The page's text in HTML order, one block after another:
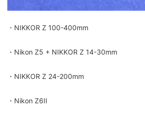
・NIKKOR Z 100-400mm
・Nikon Z5 + NIKKOR Z 14-30mm
・NIKKOR Z 24-200mm
・Nikon Z6II